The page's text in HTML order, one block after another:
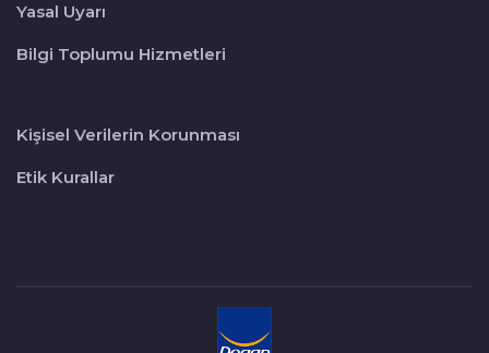
Yasal Uyarı
Bilgi Toplumu Hizmetleri
Kişisel Verilerin Korunması
Etik Kurallar